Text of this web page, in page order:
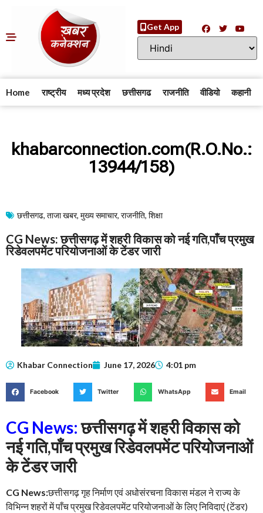
Get App
Home राष्ट्रीय मध्य प्रदेश छत्तीसगढ राजनीति वीडियो कहानी
khabarconnection.com(R.O.No.:
13944/158)
छत्तीसगढ, ताजा खबर, मुख्य समाचार​, राजनीति, शिक्षा
CG News: छत्तीसगढ़ में शहरी विकास को नई गति,पाँच प्रमुख
रिडेवलपमेंट परियोजनाओं के टेंडर जारी
Khabar Connection June 17, 2026 4:01 pm
Facebook Twitter WhatsApp Email
CG News:छत्तीसगढ़ में शहरी विकास को
नई गति,पाँच प्रमुख रिडेवलपमेंट परियोजनाओं
के टेंडर जारी
CG News:छत्तीसगढ़ गृह निर्माण एवं अधोसंरचना विकास मंडल ने राज्य के
विभिन्न शहरों में पाँच प्रमुख रिडेवलपमेंट परियोजनाओं के लिए निविदाएं (टेंडर)